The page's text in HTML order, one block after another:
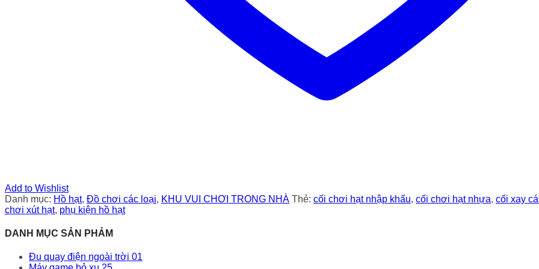
Add to Wishlist
Danh mục: Hồ hạt, Đồ chơi các loại, KHU VUI CHƠI TRONG NHÀ Thẻ: cối chơi hạt nhập khẩu, cối chơi hạt nhựa, cối xay
chơi xút hạt, phụ kiện hồ hạt
DANH MỤC SẢN PHẢM
Đu quay điện ngoài trời 01